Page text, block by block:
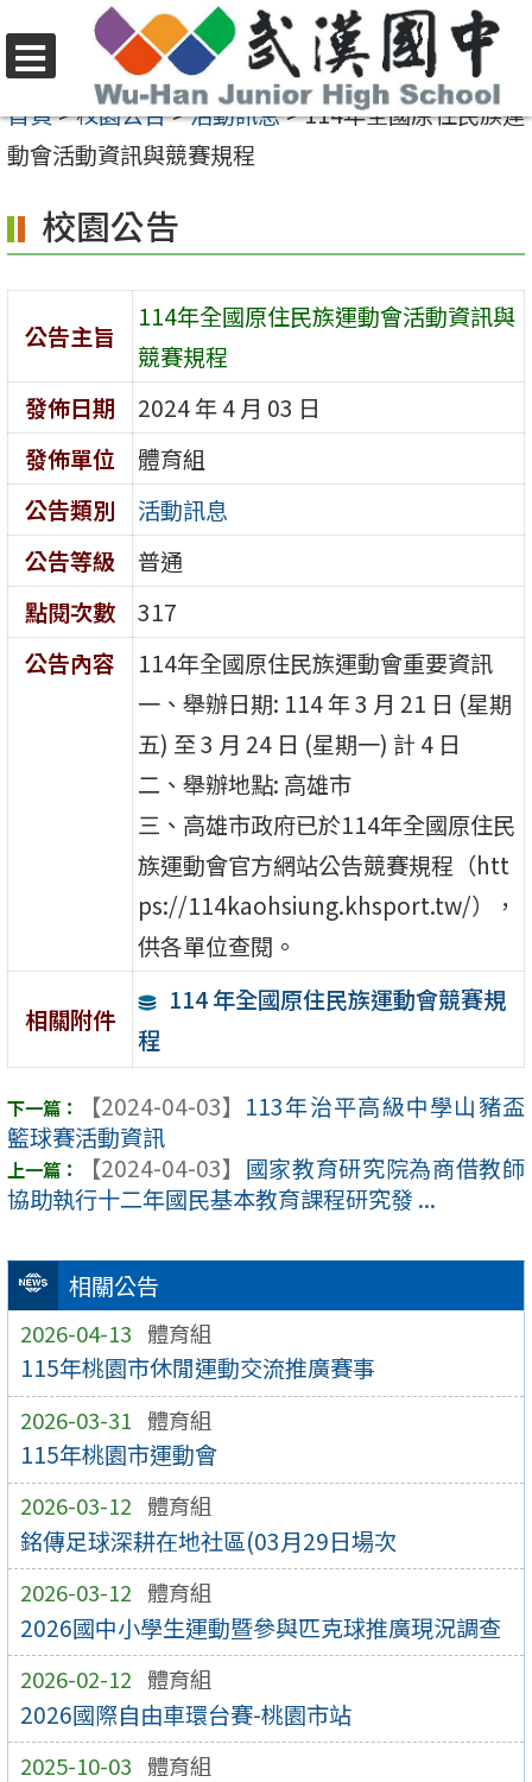
至
要
容
區
選
單
首頁>校園公告>活動訊息>114年全國原住民族運
動會活動資訊與競賽規程
相關公告
2026-04-13 體育組
115年桃園市休閒運動交流推廣賽事
2026-03-31 體育組
115年桃園市運動會
2026-03-12 體育組
銘傳足球深耕在地社區(03月29日場次
2026-03-12 體育組
2026國中小學生運動暨參與匹克球推廣現況調查
2026-02-12 體育組
2026國際自由車環台賽-桃園市站
2025-10-03 體育組
校園公告
公告主旨
114年全國原住民族運動會活動資訊與
競賽規程
發佈日期
2024 年 4 月 03 日
發佈單位
體育組
公告類別
活動訊息
公告等級
普通
點閱次數
317
公告內容
114年全國原住民族運動會重要資訊
一、舉辦日期: 114 年 3 月 21 日 (星期
五) 至 3 月 24 日 (星期一) 計 4 日
二、舉辦地點: 高雄市
三、高雄市政府已於114年全國原住民
族運動會官方網站公告競賽規程（htt
ps://114kaohsiung.khsport.tw/），
供各單位查閱。
相關附件
114 年全國原住民族運動會競賽規
程
【2024-04-03】 113年治平高級中學山豬盃
籃球賽活動資訊
【2024-04-03】 國家教育研究院為商借教師
協助執行十二年國民基本教育課程研究發 ...